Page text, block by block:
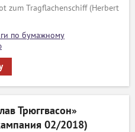
zum Tragflachenschiff (Herbert
по бумажному
Трюггвасон»
02/2018)